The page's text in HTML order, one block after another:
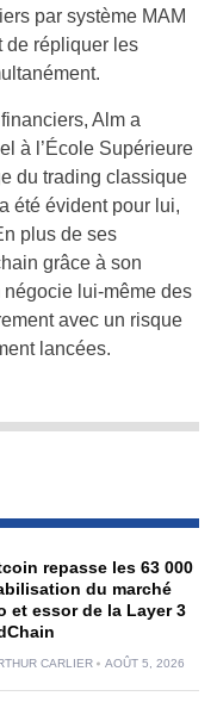
par système MAM
de répliquer les
Alm a
à l’École Supérieure
du trading classique
été évident pour lui,
plus de ses
grâce à son
négocie lui-même des
avec un risque
lancées.
repasse les 63 000
du marché
et essor de la Layer 3
CARLIER AOÛT 5, 2026